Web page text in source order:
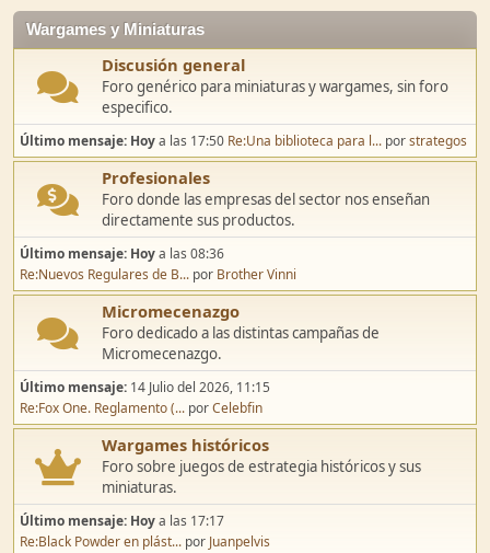
Wargames y Miniaturas
Discusión general
Foro genérico para miniaturas y wargames, sin foro
especifico.
Último mensaje: Hoya las 17:50 Re:Una biblioteca para l... porstrategos
Profesionales
Foro donde las empresas del sector nos enseñan
directamente sus productos.
Último mensaje: Hoya las 08:36
Re:Nuevos Regulares de B... por Brother Vinni
Micromecenazgo
Foro dedicado a las distintas campañas de
Micromecenazgo.
Último mensaje: 14 Julio del 2026, 11:15
Re:Fox One. Reglamento (... porCelebfin
Wargames históricos
Foro sobre juegos de estrategia históricos y sus
miniaturas.
Último mensaje: Hoya las 17:17
Re:Black Powder en plást... por Juanpelvis